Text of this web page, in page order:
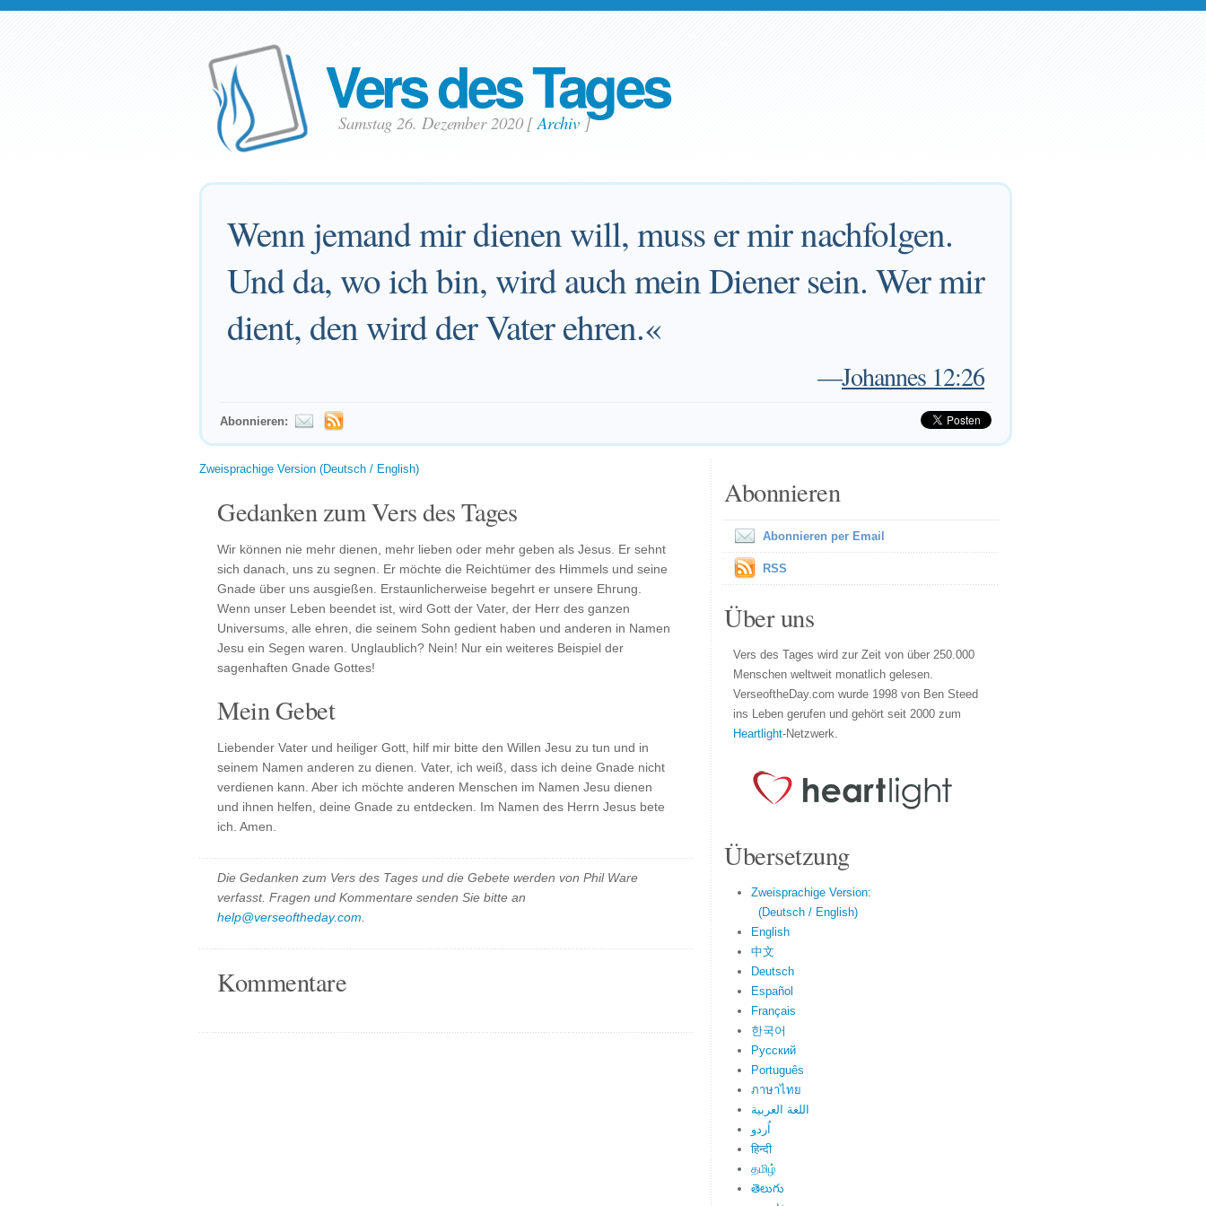
Vers des Tages
Samstag 26. Dezember 2020 [Archiv]
Wenn jemand mir dienen will, muss er mir nachfolgen.
Und da, wo ich bin, wird auch mein Diener sein. Wer mir
dient, den wird der Vater ehren.«
—Johannes 12:26
Abonnieren:
Zweisprachige Version (Deutsch / English)
Gedanken zum Vers des Tages
Wir können nie mehr dienen, mehr lieben oder mehr geben als Jesus. Er sehnt
sich danach, uns zu segnen. Er möchte die Reichtümer des Himmels und seine
Gnade über uns ausgießen. Erstaunlicherweise begehrt er unsere Ehrung.
Wenn unser Leben beendet ist, wird Gott der Vater, der Herr des ganzen
Universums, alle ehren, die seinem Sohn gedient haben und anderen in Namen
Jesu ein Segen waren. Unglaublich? Nein! Nur ein weiteres Beispiel der
sagenhaften Gnade Gottes!
Mein Gebet
Liebender Vater und heiliger Gott, hilf mir bitte den Willen Jesu zu tun und in
seinem Namen anderen zu dienen. Vater, ich weiß, dass ich deine Gnade nicht
verdienen kann. Aber ich möchte anderen Menschen im Namen Jesu dienen
und ihnen helfen, deine Gnade zu entdecken. Im Namen des Herrn Jesus bete
ich. Amen.
Die Gedanken zum Vers des Tages und die Gebete werden von Phil Ware
verfasst. Fragen und Kommentare senden Sie bitte an
help@verseoftheday.com
Kommentare
Abonnieren
Abonnieren per Email
RSS
Über uns
Vers des Tages wird zur Zeit von über 250.000
Menschen weltweit monatlich gelesen.
VerseoftheDay.com wurde 1998 von Ben Steed
ins Leben gerufen und gehört seit 2000 zum
Heartlight-Netzwerk.
Übersetzung
Zweisprachige Version:
(Deutsch / English)
English
中文
Deutsch
Español
Français
한국어
Русский
Português
ภาษาไทย
اللغة العربية
اُردو
हिन्दी
தமிழ்
తెలుగు